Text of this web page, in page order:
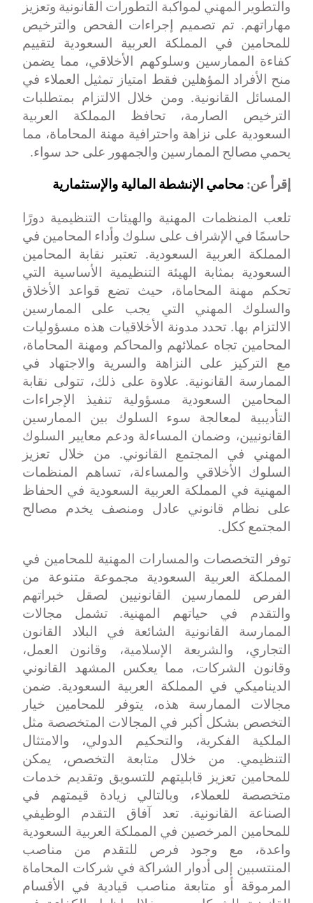
والتطوير المهني لمواكبة التطورات القانونية وتعزيز
مهاراتهم. تم تصميم إجراءات الفحص والترخيص
للمحامين في المملكة العربية السعودية لتقييم
كفاءة الممارسين وسلوكهم الأخلاقي، مما يضمن
منح الأفراد المؤهلين فقط امتياز تمثيل العملاء في
المسائل القانونية. ومن خلال الالتزام بمتطلبات
الترخيص الصارمة، تحافظ المملكة العربية
السعودية على نزاهة واحترافية مهنة المحاماة، مما
يحمي مصالح الممارسين والجمهور على حد سواء.
إقرأ عن:محامي الإنشطة المالية والإستثمارية
تلعب المنظمات المهنية والهيئات التنظيمية دورًا
حاسمًا في الإشراف على سلوك وأداء المحامين في
المملكة العربية السعودية. تعتبر نقابة المحامين
السعودية بمثابة الهيئة التنظيمية الأساسية التي
تحكم مهنة المحاماة، حيث تضع قواعد الأخلاق
والسلوك المهني التي يجب على الممارسين
الالتزام بها. تحدد مدونة الأخلاقيات هذه مسؤوليات
المحامين تجاه عملائهم والمحاكم ومهنة المحاماة،
مع التركيز على النزاهة والسرية والاجتهاد في
الممارسة القانونية. علاوة على ذلك، تتولى نقابة
المحامين السعودية مسؤولية تنفيذ الإجراءات
التأديبية لمعالجة سوء السلوك بين الممارسين
القانونيين، وضمان المساءلة ودعم معايير السلوك
المهني في المجتمع القانوني. من خلال تعزيز
السلوك الأخلاقي والمساءلة، تساهم المنظمات
المهنية في المملكة العربية السعودية في الحفاظ
على نظام قانوني عادل ومنصف يخدم مصالح
المجتمع ككل.
توفر التخصصات والمسارات المهنية للمحامين في
المملكة العربية السعودية مجموعة متنوعة من
الفرص للممارسين القانونيين لصقل خبراتهم
والتقدم في حياتهم المهنية. تشمل مجالات
الممارسة القانونية الشائعة في البلاد القانون
التجاري، والشريعة الإسلامية، وقانون العمل،
وقانون الشركات، مما يعكس المشهد القانوني
الديناميكي في المملكة العربية السعودية. ضمن
مجالات الممارسة هذه، يتوفر للمحامين خيار
التخصص بشكل أكبر في المجالات المتخصصة مثل
الملكية الفكرية، والتحكيم الدولي، والامتثال
التنظيمي. من خلال متابعة التخصص، يمكن
للمحامين تعزيز قابليتهم للتسويق وتقديم خدمات
متخصصة للعملاء، وبالتالي زيادة قيمتهم في
الصناعة القانونية. تعد آفاق التقدم الوظيفي
للمحامين المرخصين في المملكة العربية السعودية
واعدة، مع وجود فرص للتقدم من مناصب
المنتسبين إلى أدوار الشراكة في شركات المحاماة
المرموقة أو متابعة مناصب قيادية في الأقسام